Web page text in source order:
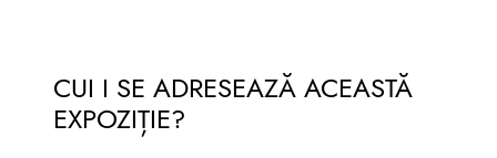
CUI I SE ADRESEAZĂ ACEASTĂ
EXPOZIȚIE?